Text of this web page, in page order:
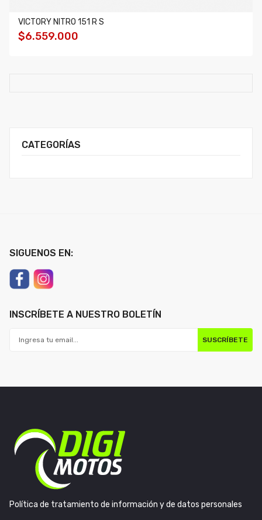
CATEGORÍAS
VICTORY NITRO 151 R S
$6.559.000
SIGUENOS EN:
INSCRÍBETE A NUESTRO BOLETÍN
SUSCRÍBETE
Política de tratamiento de información y de datos personales